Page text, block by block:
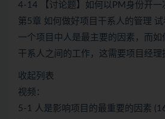
4-14 【讨论题】如何以PM身份开一
第5章 如何做好项目干系人的管理
一个项目中人是最主要的因素，而如
干系人之间的工作，这需要项目经理
收起列表
视频：
5-1 人是影响项目的最重要的因素